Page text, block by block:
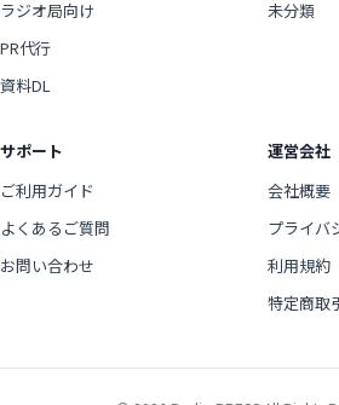
ラジオ局向け
PR代行
資料DL
未分類
サポート
ご利用ガイド
よくあるご質問
お問い合わせ
運営会社
会社概要
プライバ
利用規約
特定商取